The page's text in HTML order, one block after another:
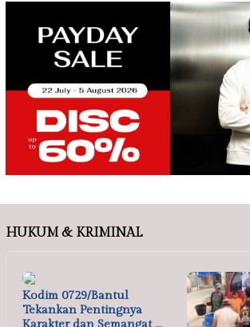
HUKUM & KRIMINAL
Kodim 0729/Bantul
Tekankan Pentingnya